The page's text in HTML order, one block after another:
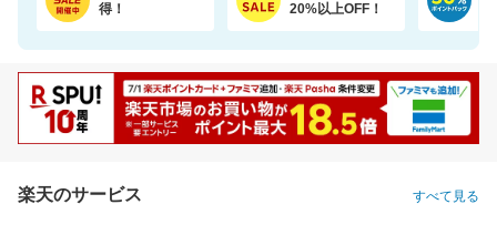
得！
20%以上OFF！
楽天のサービス すべて見る